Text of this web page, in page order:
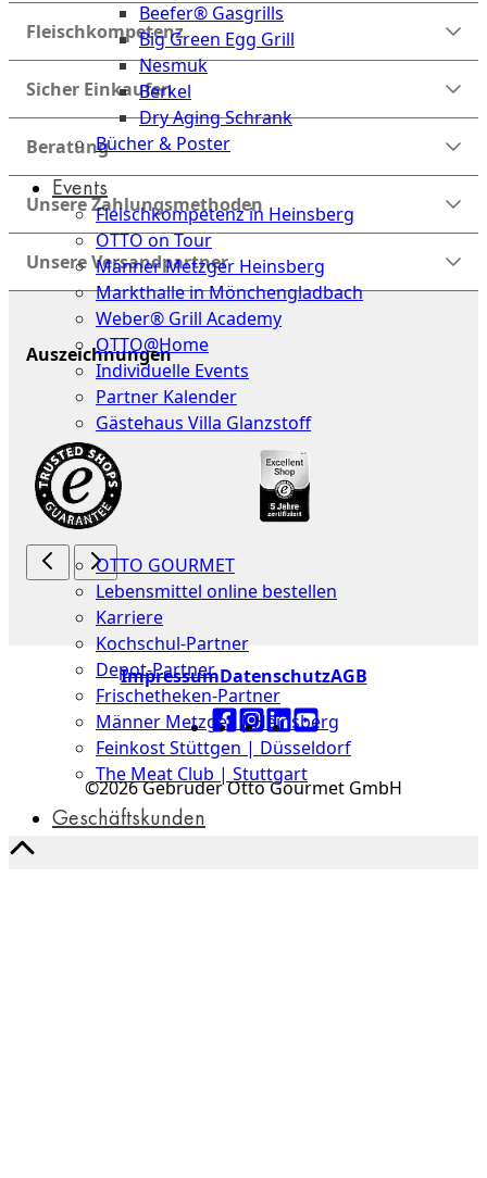
Beefer® Gasgrills
Big Green Egg Grill
Nesmuk
Berkel
Dry Aging Schrank
Bücher & Poster
Events
Fleischkompetenz in Heinsberg
OTTO on Tour
Männer Metzger Heinsberg
Markthalle in Mönchengladbach
Weber® Grill Academy
OTTO@Home
Individuelle Events
Partner Kalender
Gästehaus Villa Glanzstoff
Gutscheine
Über
uns
OTTO GOURMET
Lebensmittel online bestellen
Karriere
Kochschul-Partner
Depot-Partner
Frischetheken-Partner
Männer Metzger | Heinsberg
Feinkost Stüttgen | Düsseldorf
The Meat Club | Stuttgart
Geschäftskunden
Fleischkompetenz
Sicher Einkaufen
Beratung
Unsere Zahlungsmethoden
Unsere Versandpartner
Auszeichnungen
ImpressumDatenschutzAGB
©2026 Gebrüder Otto Gourmet GmbH